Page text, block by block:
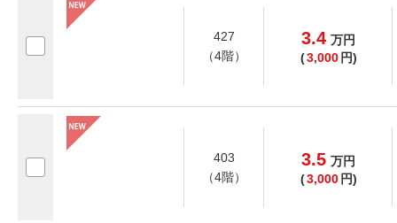
427
（4階）
3.4 万円
(3,000 円)
403
（4階）
3.5 万円
(3,000 円)